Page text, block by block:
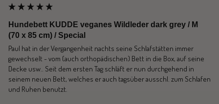
Hundebett KUDDE veganes Wildleder dark grey / M
(70 x 85 cm) / Special
Paul hat in der Vergangenheit nachts seine Schlafstätten immer
gewechselt - vom (auch orthopädischen) Bett in die Box, auf seine
Decke usw.. Seit dem ersten Tag schläft er nun durchgehend in
seinem neuen Bett, welches er auch tagsüber ausschl. zum Schlafen
und Ruhen benutzt.